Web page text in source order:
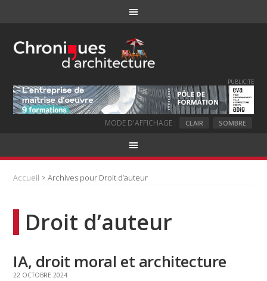
PUBLICITE
MODE D'AFFICHAGE : CLAIR SOMBRE
Accueil > Archives pour Droit d’auteur
Droit d’auteur
IA, droit moral et architecture
22 OCTOBRE 2024